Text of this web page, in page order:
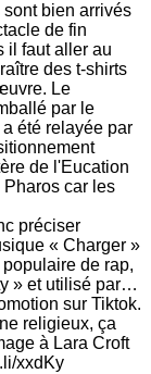
bien arrivés
de fin
il faut aller au
des t-shirts
Le
par le
été relayée par
de l'Eucation
car les
préciser
« Charger »
de rap,
» et utilisé par…
sur Tiktok.
religieux, ça
à Lara Croft
xxdKy